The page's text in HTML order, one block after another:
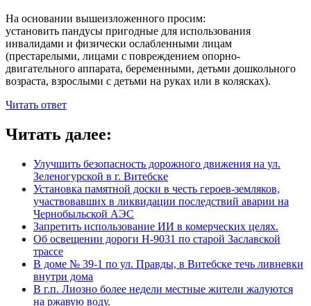
На основании вышеизложенного просим:
установить пандусы пригодные для использования
инвалидами и физически ослабленными лицам
(престарелыми, лицами с повреждением опорно-
двигательного аппарата, беременными, детьми дошкольного
возраста, взрослыми с детьми на руках или в колясках).
Читать ответ
Читать далее:
Улучшить безопасность дорожного движения на ул.
Зеленогурской в г. Витебске
Установка памятной доски в честь героев-земляков,
участвовавших в ликвидации последствий аварии на
Чернобыльской АЭС
Запретить использование ИИ в комерческих целях.
Об освещении дороги Н-9031 по старой Заславской
трассе
В доме № 39-1 по ул. Правды, в Витебске течь ливневки
внутри дома
В г.п. Лиозно более недели местные жители жалуются
на ржавую воду.